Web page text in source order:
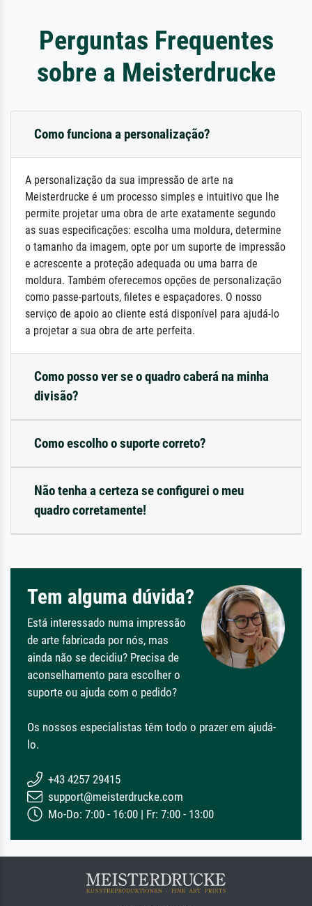
Perguntas Frequentes
sobre a Meisterdrucke
Como funciona a personalização?
A personalização da sua impressão de arte na
Meisterdrucke é um processo simples e intuitivo que lhe
permite projetar uma obra de arte exatamente segundo
as suas especificações: escolha uma moldura, determine
o tamanho da imagem, opte por um suporte de impressão
e acrescente a proteção adequada ou uma barra de
moldura. Também oferecemos opções de personalização
como passe-partouts, filetes e espaçadores. O nosso
serviço de apoio ao cliente está disponível para ajudá-lo
a projetar a sua obra de arte perfeita.
Como posso ver se o quadro caberá na minha
divisão?
Como escolho o suporte correto?
Não tenha a certeza se configurei o meu
quadro corretamente!
Tem alguma dúvida?
Está interessado numa impressão
de arte fabricada por nós, mas
ainda não se decidiu? Precisa de
aconselhamento para escolher o
suporte ou ajuda com o pedido?
Os nossos especialistas têm todo o prazer em ajudá-
lo.
+43 4257 29415
support@meisterdrucke.com
Mo-Do: 7:00 - 16:00 | Fr: 7:00 - 13:00